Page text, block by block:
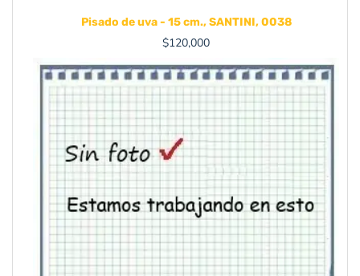
Pisado de uva - 15 cm., SANTINI, 0038
$120,000